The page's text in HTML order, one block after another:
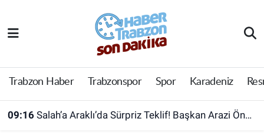
Trabzon Haber Trabzonspor Spor Karadeniz
09:16 Salah’a Araklı’da Sürpriz Teklif! Başkan Arazi Önerdi
Trabzon Haber
Trabzonspor
Trabzon Nöbetçi Eczaneler
Trabzon Hava Durumu